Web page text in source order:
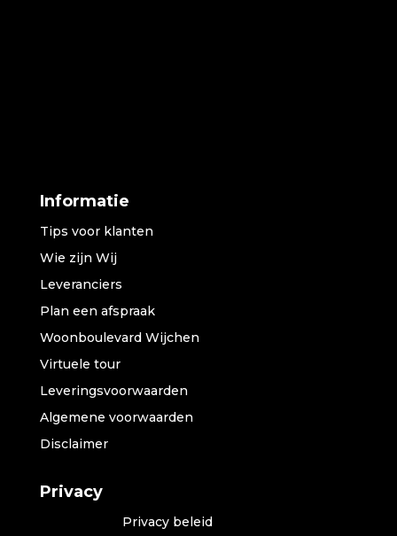
Informatie
Tips voor klanten
Wie zijn Wij
Leveranciers
Plan een afspraak
Woonboulevard Wijchen
Virtuele tour
Leveringsvoorwaarden
Algemene voorwaarden
Disclaimer
Privacy
Privacy beleid